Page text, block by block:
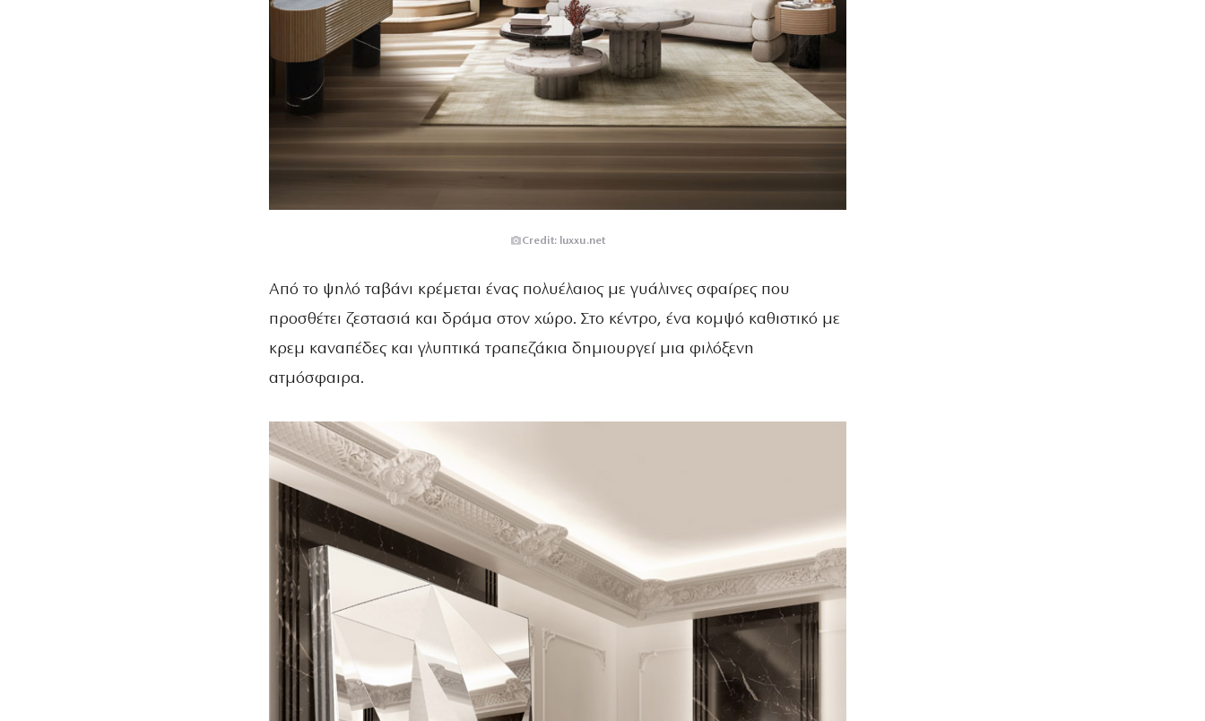
Credit: luxxu.net
Από το ψηλό ταβάνι κρέμεται ένας πολυέλαιος με γυάλινες σφαίρες που
προσθέτει ζεστασιά και δράμα στον χώρο. Στο κέντρο, ένα κομψό καθιστικό με
κρεμ καναπέδες και γλυπτικά τραπεζάκια δημιουργεί μια φιλόξενη
ατμόσφαιρα.